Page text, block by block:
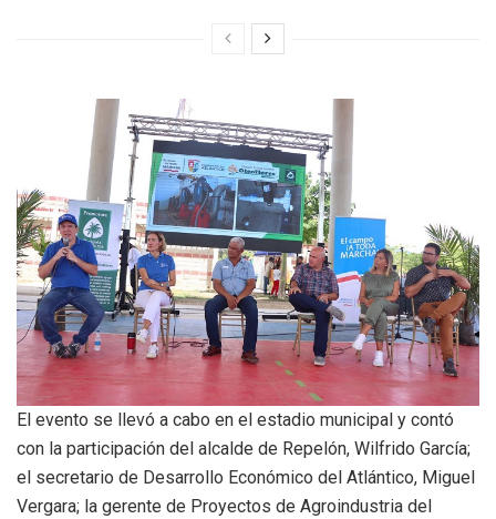
El evento se llevó a cabo en el estadio municipal y contó
con la participación del alcalde de Repelón, Wilfrido García;
el secretario de Desarrollo Económico del Atlántico, Miguel
Vergara; la gerente de Proyectos de Agroindustria del